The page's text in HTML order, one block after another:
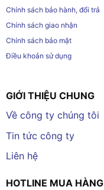
Chính sách bảo hành, đổi trả
Chính sách giao nhận
Chính sách bảo mật
Điều khoản sử dụng
GIỚI THIỆU CHUNG
Về công ty chúng tôi
Tin tức công ty
Liên hệ
HOTLINE MUA HÀNG